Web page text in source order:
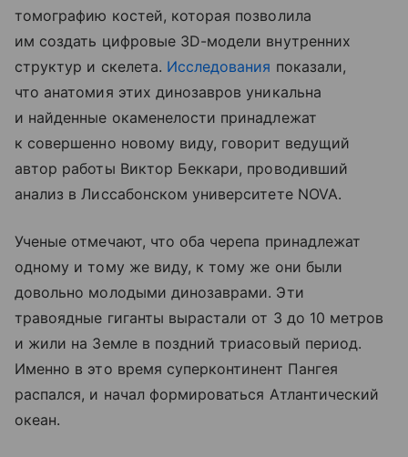
томографию костей, которая позволила
им создать цифровые 3D-модели внутренних
структур и скелета. Исследования показали,
что анатомия этих динозавров уникальна
и найденные окаменелости принадлежат
к совершенно новому виду, говорит ведущий
автор работы Виктор Беккари, проводивший
анализ в Лиссабонском университете NOVA.
Ученые отмечают, что оба черепа принадлежат
одному и тому же виду, к тому же они были
довольно молодыми динозаврами. Эти
травоядные гиганты вырастали от 3 до 10 метров
и жили на Земле в поздний триасовый период.
Именно в это время суперконтинент Пангея
распался, и начал формироваться Атлантический
океан.